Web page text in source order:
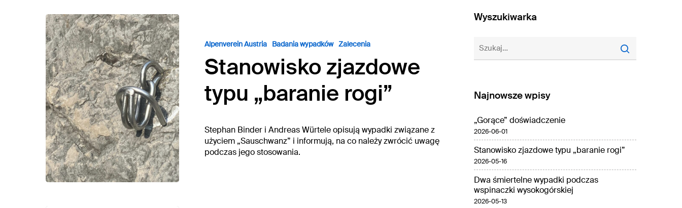
Eingabe mit ENTER bestätigen, schließen mit ESC.
Alpenverein Austria Badania wypadków Zalecenia
Stanowisko zjazdowe
typu „baranie rogi”
Stephan Binder i Andreas Würtele opisują wypadki związane z
użyciem „Sauschwanz” i informują, na co należy zwrócić uwagę
podczas jego stosowania.
Wyszukiwarka
Najnowsze wpisy
„Gorące” doświadczenie
2026-06-01
Stanowisko zjazdowe typu „baranie rogi”
2026-05-16
Dwa śmiertelne wypadki podczas
wspinaczki wysokogórskiej
2026-05-13